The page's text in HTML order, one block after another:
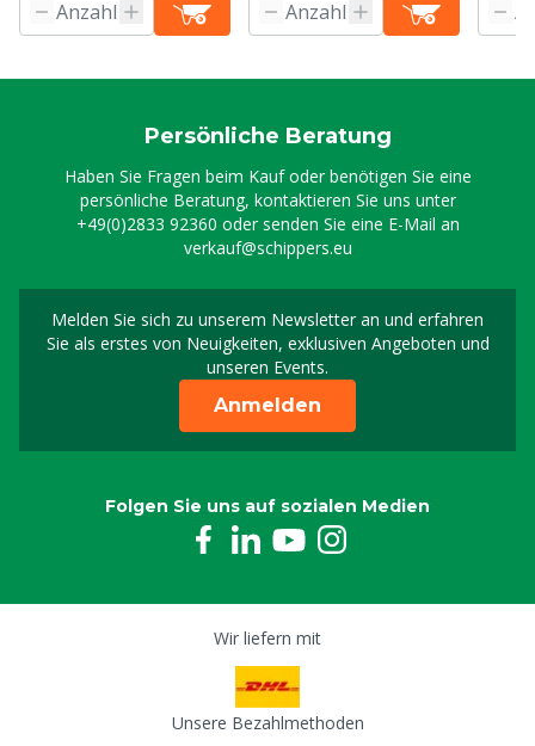
Persönliche Beratung
Haben Sie Fragen beim Kauf oder benötigen Sie eine
persönliche Beratung, kontaktieren Sie uns unter
+49(0)2833 92360 oder senden Sie eine E-Mail an
verkauf@schippers.eu
Melden Sie sich zu unserem Newsletter an und erfahren
Sie als erstes von Neuigkeiten, exklusiven Angeboten und
unseren Events.
Melden Sie sich für
Anmelden
Folgen Sie uns auf sozialen Medien
Wir liefern mit
Unsere Bezahlmethoden